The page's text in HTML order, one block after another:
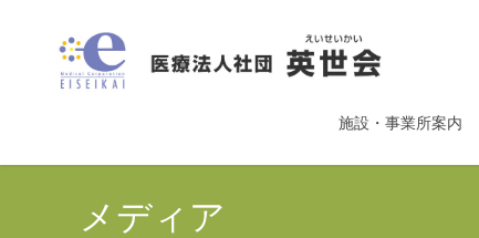
施設・事業所案内
メディア